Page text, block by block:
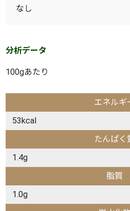
なし
分析データ
100gあたり
エネルギ
53kcal
たんぱく
1.4g
脂質
1.0g